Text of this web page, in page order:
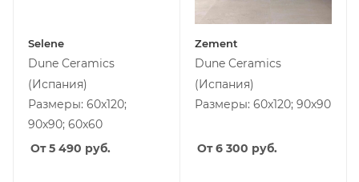
Selene
Dune Ceramics
(Испания)
Размеры: 60x120;
90x90; 60x60
От 5 490 руб.
Zement
Dune Ceramics
(Испания)
Размеры: 60x120; 90x90
От 6 300 руб.